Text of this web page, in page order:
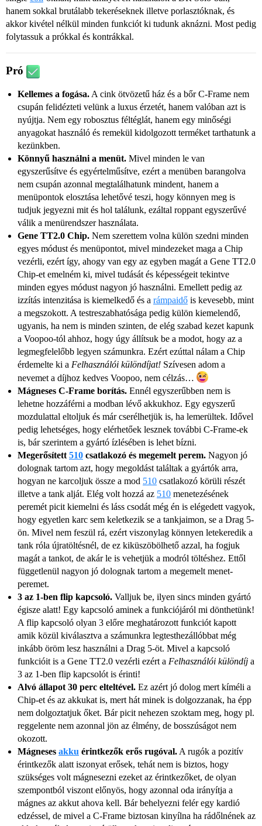
hanem sokkal brutálabb tekeréseknek illetve porlasztóknak, és
akkor kivétel nélkül minden funkciót ki tudunk aknázni. Most pedig
folytassuk a prókkal és kontrákkal.
Pró
Kellemes a fogása. A cink ötvözetű ház és a bőr C-Frame nem
csupán felidézteti velünk a luxus érzetét, hanem valóban azt is
nyújtja. Nem egy robosztus féltéglát, hanem egy minőségi
anyagokat használó és remekül kidolgozott terméket tarthatunk a
kezünkben.
Könnyű használni a menüt. Mivel minden le van
egyszerűsítve és egyértelműsítve, ezért a menüben barangolva
nem csupán azonnal megtalálhatunk mindent, hanem a
menüpontok elosztása lehetővé teszi, hogy könnyen meg is
tudjuk jegyezni mit és hol találunk, ezáltal roppant egyszerűvé
válik a menürendszer használata.
Gene TT2.0 Chip. Nem szerettem volna külön szedni minden
egyes módust és menüpontot, mivel mindezeket maga a Chip
vezérli, ezért így, ahogy van egy az egyben magát a Gene TT2.0
Chip-et emelném ki, mivel tudását és képességeit tekintve
minden egyes módust nagyon jó használni. Emellett pedig az
izzítás intenzitása is kiemelkedő és a rámpaidő is kevesebb, mint
a megszokott. A testreszabhatósága pedig külön kiemelendő,
ugyanis, ha nem is minden szinten, de elég szabad kezet kapunk
a Voopoo-tól ahhoz, hogy úgy állítsuk be a modot, hogy az a
legmegfelelőbb legyen számunkra. Ezért ezúttal nálam a Chip
érdemelte ki a Felhasználói különdíjat! Szívesen adom a
nevemet a díjhoz kedves Voopoo, nem célzás…
Mágneses C-Frame borítás. Ennél egyszerűbben nem is
lehetne hozzáférni a modban lévő akkukhoz. Egy egyszerű
mozdulattal eltoljuk és már cserélhetjük is, ha lemerültek. Idővel
pedig lehetséges, hogy elérhetőek lesznek további C-Frame-ek
is, bár szerintem a gyártó ízlésében is lehet bízni.
Megerősített 510 csatlakozó és megemelt perem. Nagyon jó
dolognak tartom azt, hogy megoldást találtak a gyártók arra,
hogyan ne karcoljuk össze a mod 510 csatlakozó körüli részét
illetve a tank alját. Elég volt hozzá az 510 menetezésének
peremét picit kiemelni és láss csodát még én is elégedett vagyok,
hogy egyetlen karc sem keletkezik se a tankjaimon, se a Drag 5-
ön. Mivel nem feszül rá, ezért viszonylag könnyen letekeredik a
tank róla újratöltésnél, de ez kiküszöbölhető azzal, ha fogjuk
magát a tankot, de akár le is vehetjük a modról töltéshez. Ettől
függetlenül nagyon jó dolognak tartom a megemelt menet-
peremet.
3 az 1-ben flip kapcsoló. Valljuk be, ilyen sincs minden gyártó
égisze alatt! Egy kapcsoló aminek a funkciójáról mi dönthetünk!
A flip kapcsoló olyan 3 előre meghatározott funkciót kapott
amik közül kiválasztva a számunkra legtesthezállóbbat még
inkább öröm lesz használni a Drag 5-öt. Mivel a kapcsoló
funkcióit is a Gene TT2.0 vezérli ezért a Felhasználói különdíj a
3 az 1-ben flip kapcsolót is érinti!
Alvó állapot 30 perc elteltével. Ez azért jó dolog mert kíméli a
Chip-et és az akkukat is, mert hát minek is dolgozzanak, ha épp
nem dolgoztatjuk őket. Bár picit nehezen szoktam meg, hogy pl.
reggelente nem azonnal jön az élmény, de bosszúságot nem
okozott.
Mágneses akku érintkezők erős rugóval. A rugók a pozitív
érintkezők alatt iszonyat erősek, tehát nem is biztos, hogy
szükséges volt mágnesezni ezeket az érintkezőket, de olyan
szempontból viszont előnyös, hogy azonnal oda irányítja a
mágnes az akkut ahova kell. Bár behelyezni felér egy kardió
edzéssel, de mivel a C-Frame biztosan kinyílna ha rádőlnének az